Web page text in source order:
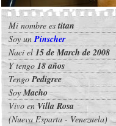
Mi nombre es titan
Soy unPinscher
Nací el 15 de March de 2008
Y tengo 18 años
TengoPedigree
SoyMacho
Vivo enVilla Rosa
(Nueva Esparta - Venezuela)